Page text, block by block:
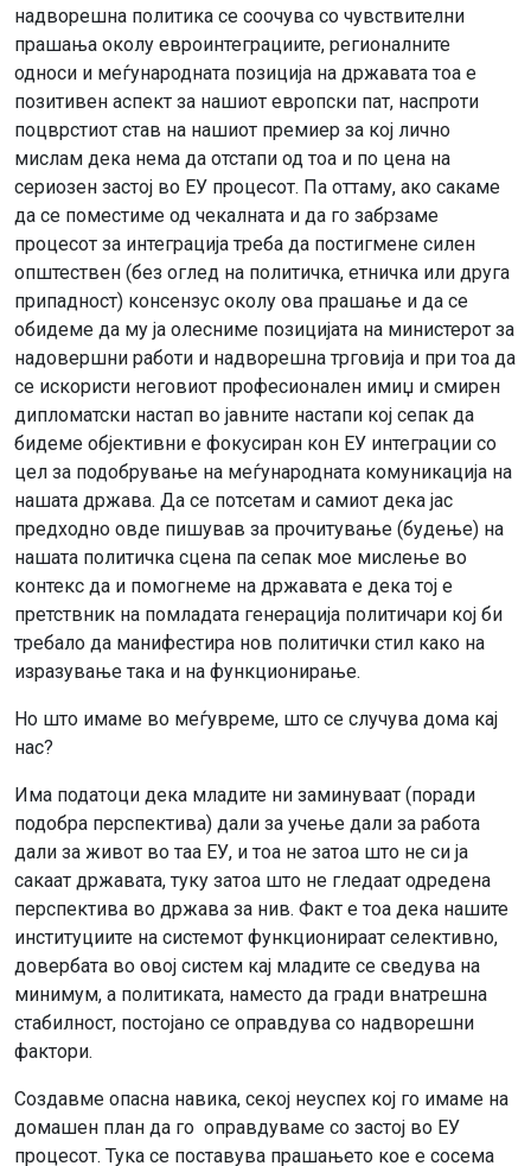
надворешна политика се соочува со чувствителни
прашања околу евроинтеграциите, регионалните
односи и меѓународната позиција на државата тоа е
позитивен аспект за нашиот европски пат, наспроти
поцврстиот став на нашиот премиер за кој лично
мислам дека нема да отстапи од тоа и по цена на
сериозен застој во ЕУ процесот. Па оттаму, ако сакаме
да се поместиме од чекалната и да го забрзаме
процесот за интеграција треба да постигмене силен
општествен (без оглед на политичка, етничка или друга
припадност) консензус околу ова прашање и да се
обидеме да му ја олесниме позицијата на министерот за
надовершни работи и надворешна трговија и при тоа да
се искористи неговиот професионален имиџ и смирен
дипломатски настап во јавните настапи кој сепак да
бидеме објективни е фокусиран кон ЕУ интеграции со
цел за подобрување на меѓународната комуникација на
нашата држава. Да се потсетам и самиот дека јас
предходно овде пишував за прочитување (будење) на
нашата политичка сцена па сепак мое мислење во
контекс да и помогнеме на државата е дека тој е
претствник на помладата генерација политичари кој би
требало да манифестира нов политички стил како на
изразување така и на функционирање.
Но што имаме во меѓувреме, што се случува дома кај
нас?
Има податоци дека младите ни заминуваат (поради
подобра перспектива) дали за учење дали за работа
дали за живот во таа ЕУ, и тоа не затоа што не си ја
сакаат државата, туку затоа што не гледаат одредена
перспектива во држава за нив. Факт е тоа дека нашите
институциите на системот функционираат селективно,
довербата во овој систем кај младите се сведува на
минимум, а политиката, наместо да гради внатрешна
стабилност, постојано се оправдува со надворешни
фактори.
Создавме опасна навика, секој неуспех кој го имаме на
домашен план да го оправдуваме со застој во ЕУ
процесот. Тука се поставува прашањето кое е сосема